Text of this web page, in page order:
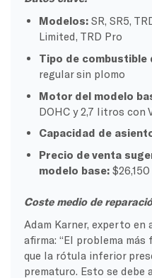
Modelos: SR, SR5,
Limited, TRD Pro
Tipo de combustible
regular sin plomo
Motor del modelo
DOHC y 2,7 litros con
Capacidad de
Precio de venta
modelo base: $26,150
Coste medio de
Adam Karner, experto en
afirma: “El problema
que la rótula inferior
prematuro. Esto se debe